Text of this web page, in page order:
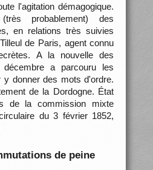
l'agitation démagogique.
(très probablement) des
en relations très suivies
de Paris, agent connu
A la nouvelle des
décembre a parcouru les
y donner des mots d'ordre.
de la Dordogne. État
de la commission mixte
du 3 février 1852,
de peine